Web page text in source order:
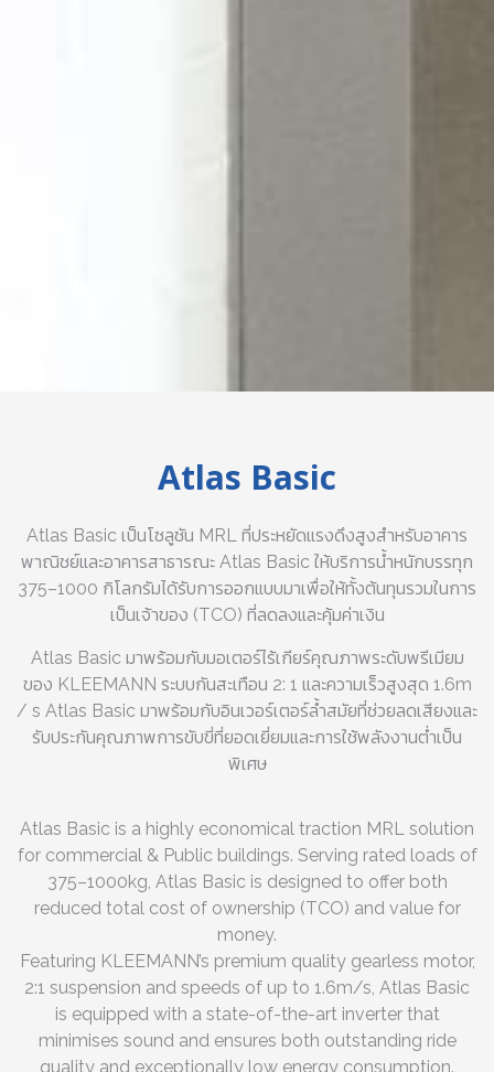
Atlas Basic
Atlas Basic เป็นโซลูชัน MRL ที่ประหยัดแรงดึงสูงสำหรับอาคาร
พาณิชย์และอาคารสาธารณะ Atlas Basic ให้บริการน้ำหนักบรรทุก
375–1000 กิโลกรัมได้รับการออกแบบมาเพื่อให้ทั้งต้นทุนรวมในการ
เป็นเจ้าของ (TCO) ที่ลดลงและคุ้มค่าเงิน
Atlas Basic มาพร้อมกับมอเตอร์ไร้เกียร์คุณภาพระดับพรีเมียม
ของ KLEEMANN ระบบกันสะเทือน 2: 1 และความเร็วสูงสุด 1.6m
/ s Atlas Basic มาพร้อมกับอินเวอร์เตอร์ล้ำสมัยที่ช่วยลดเสียงและ
รับประกันคุณภาพการขับขี่ที่ยอดเยี่ยมและการใช้พลังงานต่ำเป็น
พิเศษ
Atlas Basic is a highly economical traction MRL solution
for commercial & Public buildings. Serving rated loads of
375–1000kg, Atlas Basic is designed to offer both
reduced total cost of ownership (TCO) and value for
money.
Featuring KLEEMANN’s premium quality gearless motor,
2:1 suspension and speeds of up to 1.6m/s, Atlas Basic
is equipped with a state-of-the-art inverter that
minimises sound and ensures both outstanding ride
quality and exceptionally low energy consumption.